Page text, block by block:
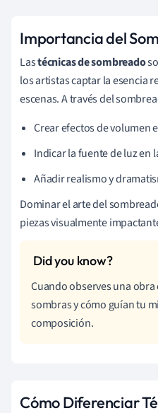
Importancia del
Lastécnicas de sombreado
los artistas captar la esencia
escenas. A través del
Crear efectos de volumen
Indicar la fuente de luz en
Añadir realismo y
Dominar el arte del
piezas visualmente
Cuando observes una
sombras y cómo guían tu
composición.
Cómo Diferenciar